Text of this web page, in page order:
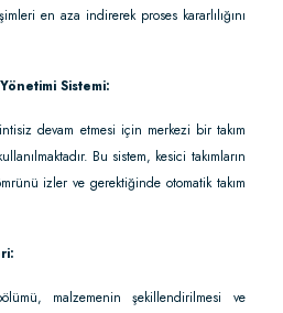
en aza indirerek proses kararlılığını
Sistemi:
devam etmesi için merkezi bir takım
Bu sistem, kesici takımların
izler ve gerektiğinde otomatik takım
malzemenin şekillendirilmesi ve